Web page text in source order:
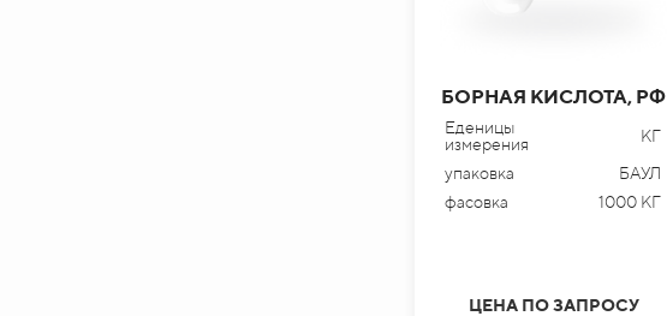
БОРНАЯ КИСЛОТА, РФ
Еденицы
измерения
КГ
упаковка
БАУЛ
фасовка
1000 КГ
ЦЕНА ПО ЗАПРОСУ